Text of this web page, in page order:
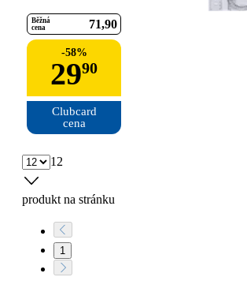
Běžná
cena
71 90
-58%
2990
Clubcard
cena
12
produkt na stránku
1